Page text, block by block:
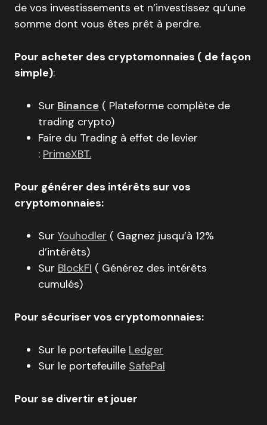
de vos investissements et n’investissez qu’une
somme dont vous êtes prêt à perdre.
Pour acheter des cryptomonnaies ( de façon
simple):
Sur Binance ( Plateforme complète de
trading crypto)
Faire du Trading à effet de levier
: PrimeXBT.
Pour générer des intérêts sur vos
cryptomonnaies:
Sur Youhodler ( Gagnez jusqu’à 12%
d’intérêts)
Sur BlockFI ( Générez des intérêts
cumulés)
Pour sécuriser vos cryptomonnaies:
Sur le portefeuille Ledger
Sur le portefeuille SafePal
Pour se divertir et jouer